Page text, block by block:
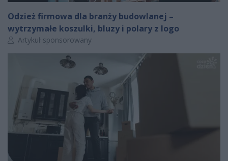
Odzież firmowa dla branży budowlanej –
wytrzymałe koszulki, bluzy i polary z logo
Autor artykułu:
Artykuł sponsorowany